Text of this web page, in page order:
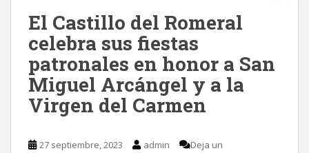
El Castillo del Romeral
celebra sus fiestas
patronales en honor a San
Miguel Arcángel y a la
Virgen del Carmen
27 septiembre, 2023 admin
Deja un